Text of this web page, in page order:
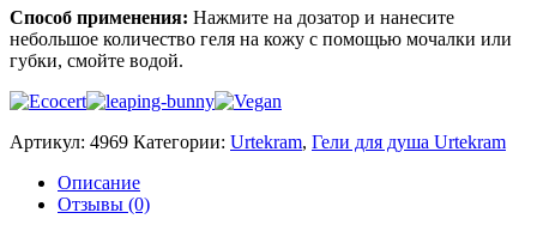
Способ применения: Нажмите на дозатор и нанесите
небольшое количество геля на кожу с помощью мочалки или
губки, смойте водой.
Артикул: 4969 Категории: Urtekram, Гели для душа Urtekram
Описание
Отзывы (0)